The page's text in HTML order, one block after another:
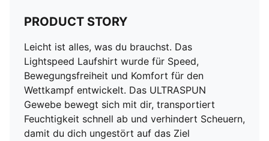
PRODUCT STORY
Leicht ist alles, was du brauchst. Das
Lightspeed Laufshirt wurde für Speed,
Bewegungsfreiheit und Komfort für den
Wettkampf entwickelt. Das ULTRASPUN
Gewebe bewegt sich mit dir, transportiert
Feuchtigkeit schnell ab und verhindert Scheuern,
damit du dich ungestört auf das Ziel